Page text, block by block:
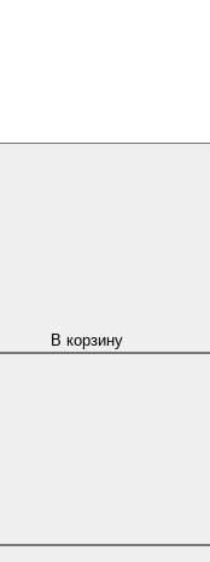
В корзину